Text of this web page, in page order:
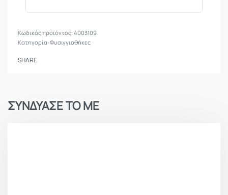
4003109
Κατηγορία:Φυσιγγιοθήκες
SHARE
ΣΥΝΔΥΑΣΕ ΤΟ ΜΕ